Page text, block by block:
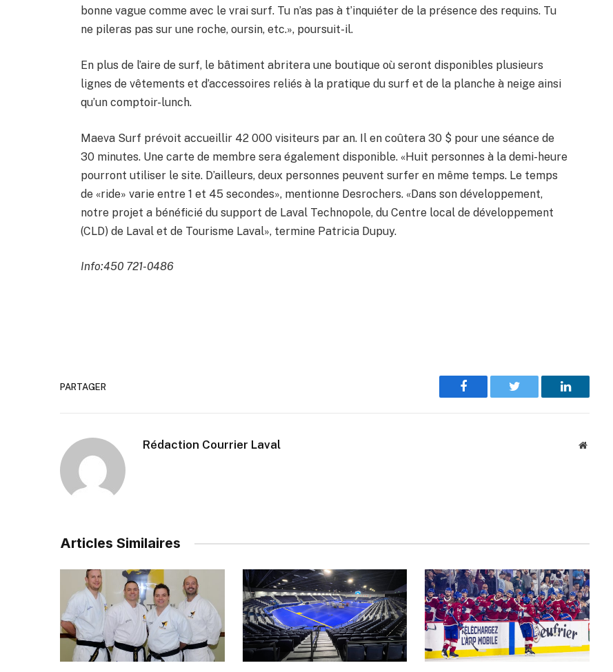
bonne vague comme avec le vrai surf. Tu n’as pas à t’inquiéter de la présence des requins. Tu
ne pileras pas sur une roche, oursin, etc.», poursuit-il.
En plus de l’aire de surf, le bâtiment abritera une boutique où seront disponibles plusieurs
lignes de vêtements et d’accessoires reliés à la pratique du surf et de la planche à neige ainsi
qu’un comptoir-lunch.
Maeva Surf prévoit accueillir 42 000 visiteurs par an. Il en coûtera 30 $ pour une séance de
30 minutes. Une carte de membre sera également disponible. «Huit personnes à la demi-heure
pourront utiliser le site. D’ailleurs, deux personnes peuvent surfer en même temps. Le temps
de «ride» varie entre 1 et 45 secondes», mentionne Desrochers. «Dans son développement,
notre projet a bénéficié du support de Laval Technopole, du Centre local de développement
(CLD) de Laval et de Tourisme Laval», termine Patricia Dupuy.
Info:450 721-0486
PARTAGER
Facebook Twitter LinkedIn
Rédaction Courrier Laval Website
Articles Similaires